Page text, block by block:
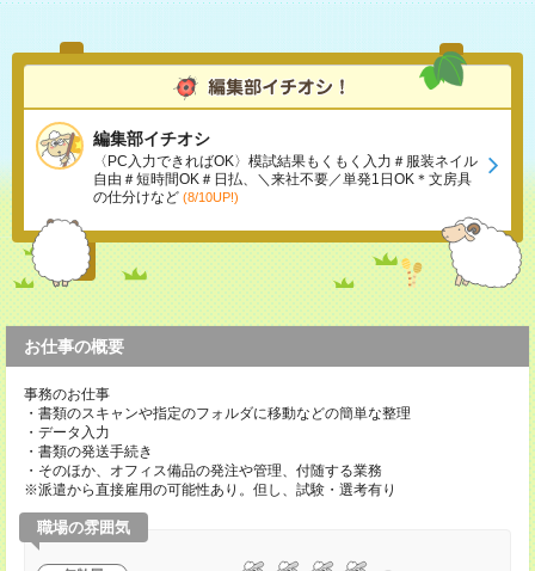
編集部イチオシ
〈PC入力できればOK〉模試結果もくもく入力＃服装ネイル
自由＃短時間OK＃日払、＼来社不要／単発1日OK＊文房具
の仕分けなど (8/10UP!)
お仕事の概要
事務のお仕事
・書類のスキャンや指定のフォルダに移動などの簡単な整理
・データ入力
・書類の発送手続き
・そのほか、オフィス備品の発注や管理、付随する業務
※派遣から直接雇用の可能性あり。但し、試験・選考有り
職場の雰囲気